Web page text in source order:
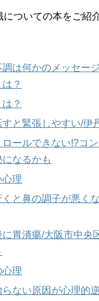
についての本をご紹
は何かのメッセー
？
？
と緊張しやすい/伊
ロールできない!?コ
なるかも
心理
と鼻の調子が悪く
に胃潰瘍/大阪市中央
心理
ない原因が心理的